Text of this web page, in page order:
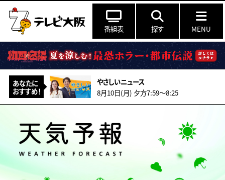
番組表 探す MENU
あなたに
おすすめ！
やさしいニュース
8月10日(月) 夕方7:59〜8:25